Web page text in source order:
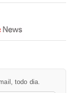
todo dia.